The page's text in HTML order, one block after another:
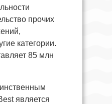
прочих
категории.
85 млн
является